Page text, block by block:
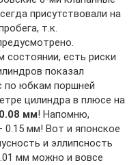
присутствовали на
т.к.
есть риски
показал
по юбкам поршней
цилиндра в плюсе на
0.08 мм! Напомню,
0.15 мм! Вот и японское
и эллипсность
мм можно и вовсе